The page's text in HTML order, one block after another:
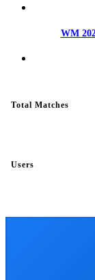
WM
Total Matches
Users